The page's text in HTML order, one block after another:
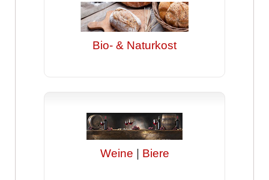
Bio- & Naturkost
Weine | Biere